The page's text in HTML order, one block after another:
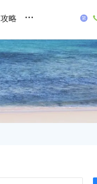
略 ...